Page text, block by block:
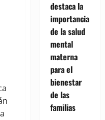
destaca la
importancia
de la salud
mental
materna
para el
bienestar
de las
familias